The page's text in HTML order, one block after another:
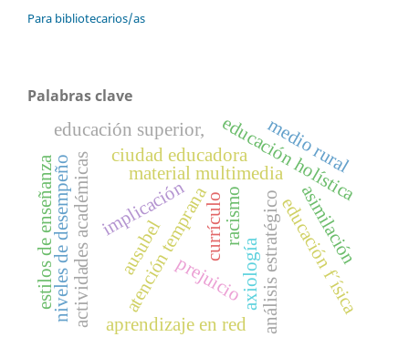
Para bibliotecarios/as
Palabras clave
currículo
implicación
axiología
material multimediaeducación holística
análisis estratégico
actividades académicas
educación superior,
niveles de desempeño
aprendizaje en red
educación f´ísica
atención temprana
estilos de enseñanza asimilación
racismo
prejuicio
ausubel
medio rural
ciudad educadora